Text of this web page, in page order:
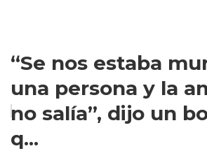
“Se nos estaba
una persona y la
no salía”, dijo un
q...